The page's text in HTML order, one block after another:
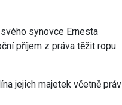
synovce Ernesta
příjem z práva těžit ropu
jejich majetek včetně práv